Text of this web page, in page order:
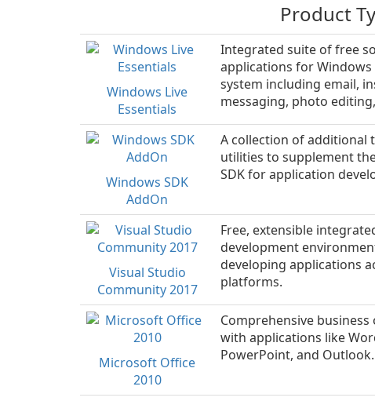
Product
Windows Live
Essentials
Integrated suite of free
applications for
system including email,
messaging, photo
Windows SDK
AddOn
A collection of additional
utilities to supplement
SDK for application
Visual Studio
Community 2017
Free, extensible
development
developing applications
platforms.
Microsoft Office
2010
Comprehensive business
with applications like
PowerPoint, and Outlook.